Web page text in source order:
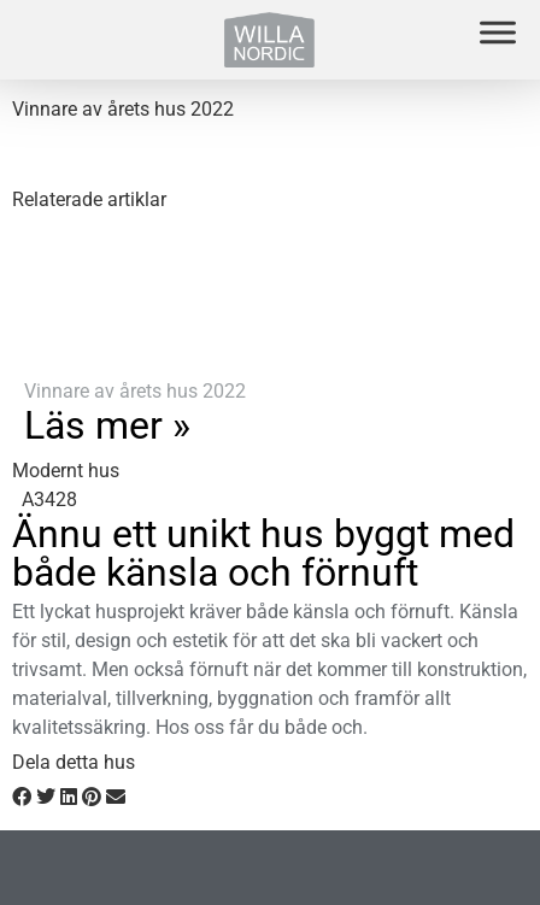
Vinnare av årets hus 2022
Relaterade artiklar
Vinnare av årets hus 2022
Läs mer »
Modernt hus
A3428
Ännu ett unikt hus byggt med
både känsla och förnuft
Ett lyckat husprojekt kräver både känsla och förnuft. Känsla
för stil, design och estetik för att det ska bli vackert och
trivsamt. Men också förnuft när det kommer till konstruktion,
materialval, tillverkning, byggnation och framför allt
kvalitetssäkring. Hos oss får du både och.
Dela detta hus